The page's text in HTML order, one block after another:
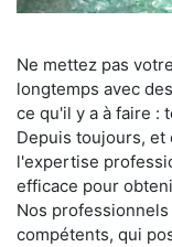
Ne mettez pas
longtemps avec
ce qu'il y a à faire :
Depuis toujours, et
l'expertise
efficace pour
Nos
compétents, qui